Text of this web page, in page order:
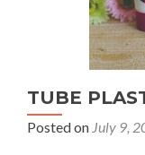
TUBE
Posted on July 9,